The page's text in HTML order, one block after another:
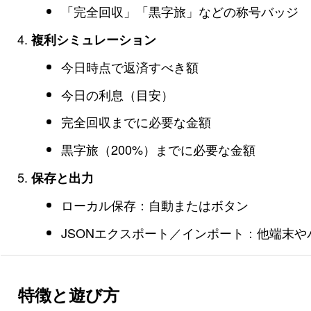
「完全回収」「黒字旅」などの称号バッジ
複利シミュレーション
今日時点で返済すべき額
今日の利息（目安）
完全回収までに必要な金額
黒字旅（200%）までに必要な金額
保存と出力
ローカル保存：自動またはボタン
JSONエクスポート／インポート：他端末や
特徴と遊び方